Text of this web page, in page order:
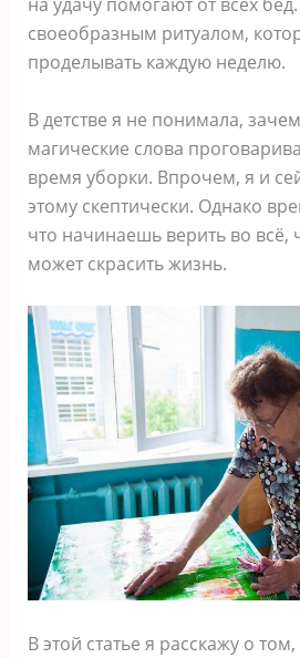
своеобразным ритуалом,
проделывать каждую неделю.
В детстве я не понимала,
магические слова
время уборки. Впрочем, я и
этому скептически. Однако
что начинаешь верить во всё,
может скрасить жизнь.
В этой статье я расскажу о